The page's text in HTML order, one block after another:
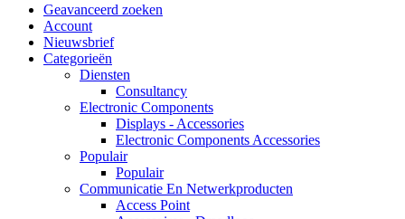
Geavanceerd zoeken
Account
Nieuwsbrief
Categorieën
Diensten
Consultancy
Electronic Components
Displays - Accessories
Electronic Components Accessories
Populair
Populair
Communicatie En Netwerkproducten
Access Point